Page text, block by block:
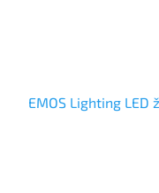
EMOS Lighting LED